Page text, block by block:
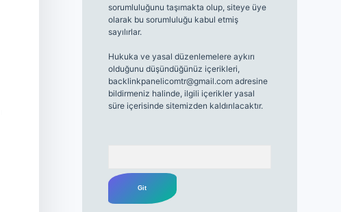
sorumluluğunu taşımakta olup, siteye üye
olarak bu sorumluluğu kabul etmiş
sayılırlar.
Hukuka ve yasal düzenlemelere aykırı
olduğunu düşündüğünüz içerikleri,
backlinkpanelicomtr@gmail.comadresine
bildirmeniz halinde, ilgili içerikler yasal
süre içerisinde sitemizden kaldırılacaktır.